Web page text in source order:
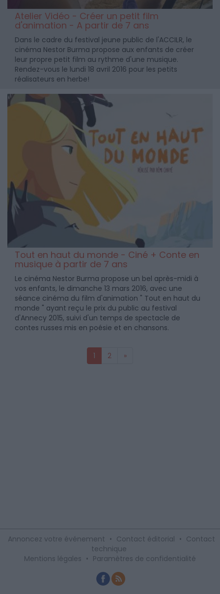
Atelier Vidéo - Créer un petit film
d'animation - A partir de 7 ans
Dans le cadre du festival jeune public de l'ACCILR, le
cinéma Nestor Burma propose aux enfants de créer
leur propre petit film au rythme d'une musique.
Rendez-vous le lundi 18 avril 2016 pour les petits
réalisateurs en herbe!
Tout en haut du monde - Ciné + Conte en
musique à partir de 7 ans
Le cinéma Nestor Burma propose un bel après-midi à
vos enfants, le dimanche 13 mars 2016, avec une
séance cinéma du film d'animation " Tout en haut du
monde " ayant reçu le prix du public au festival
d'Annecy 2015, suivi d'un temps de spectacle de
contes russes mis en poésie et en chansons.
1 2 »
Annoncez votre événement • Contact éditorial • Contact
technique
Mentions légales • Paramètres de confidentialité